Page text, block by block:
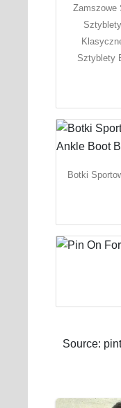
Zamszowe
Sztyblety
Botki
Source: